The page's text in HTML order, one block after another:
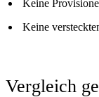
Keine
Keine
Vergleich